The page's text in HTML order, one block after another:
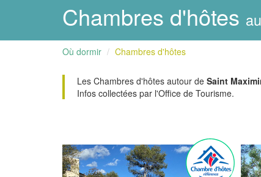
Chambres d'hôtes
Où dormir Chambres d'hôtes
Les Chambres d'hôtes autour de Saint
Infos collectées par l'Office de Tourisme.